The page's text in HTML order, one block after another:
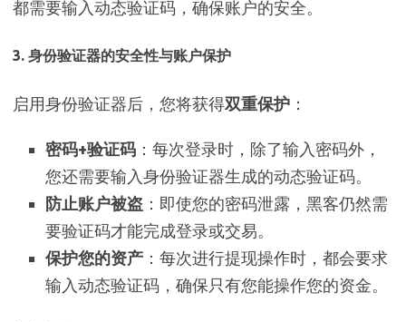
都需要输入动态验证码，确保账户的安全。
3. 身份验证器的安全性与账户保护
启用身份验证器后，您将获得双重保护 ：
密码+验证码 ：每次登录时，除了输入密码外，
您还需要输入身份验证器生成的动态验证码。
防止账户被盗 ：即使您的密码泄露，黑客仍然需
要验证码才能完成登录或交易。
保护您的资产 ：每次进行提现操作时，都会要求
输入动态验证码，确保只有您能操作您的资金。